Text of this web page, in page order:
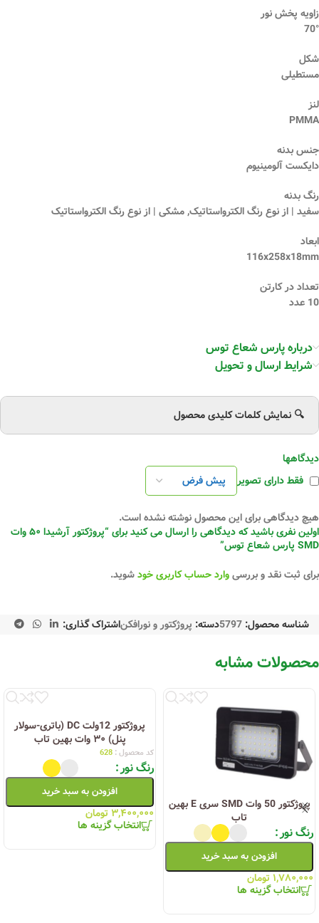
زاویه پخش نور
70°
شکل
مستطیلی
لنز
PMMA
جنس بدنه
دایکست آلومینیوم
رنگ بدنه
سفید | از نوع رنگ الکترواستاتیک, مشکی | از نوع رنگ الکترواستاتیک
ابعاد
116x258x18mm
تعداد در کارتن
10 عدد
درباره پارس شعاع توس
شرایط ارسال و تحویل
🔍 نمایش کلمات کلیدی محصول
دیدگاهها
فقط دارای تصویر
هیچ دیدگاهی برای این محصول نوشته نشده است.
اولین نفری باشید که دیدگاهی را ارسال می کنید برای “پروژکتور آرشیدا ۵۰ وات
SMD پارس شعاع توس”
برای ثبت نقد و بررسیوارد حساب کاربری خودشوید.
شناسه محصول: 5797دسته: پروژکتور و نورافکناشتراک گذاری:
محصولات مشابه
پروژکتور 50 وات SMD سری E بهین
تاب
رنگ نور
افزودن به سبد خرید
۱,۷۸۰,۰۰۰ تومان
انتخاب گزینه ها
پروژکتور 12ولت DC (باتری-سولار
پنل) ۳۰ وات بهین تاب
کد محصول : 628
رنگ نور
افزودن به سبد خرید
۳,۴۰۰,۰۰۰ تومان
انتخاب گزینه ها